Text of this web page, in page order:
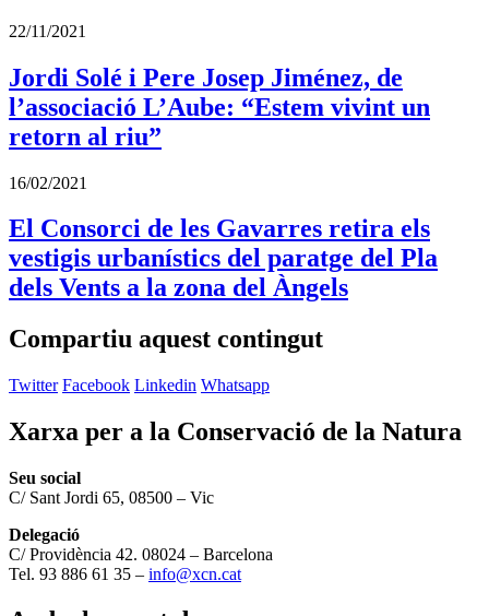
22/11/2021
Jordi Solé i Pere Josep Jiménez, de
l’associació L’Aube: “Estem vivint un
retorn al riu”
16/02/2021
El Consorci de les Gavarres retira els
vestigis urbanístics del paratge del Pla
dels Vents a la zona del Àngels
Compartiu aquest contingut
Twitter Facebook Linkedin Whatsapp
Xarxa per a la Conservació de la Natura
Seu social
C/ Sant Jordi 65, 08500 – Vic
Delegació
C/ Providència 42. 08024 – Barcelona
Tel. 93 886 61 35 – info@xcn.cat